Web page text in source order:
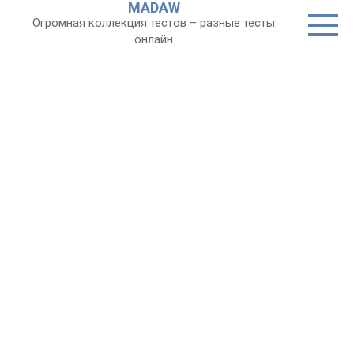
MADAW
Огромная коллекция тестов – разные тесты
онлайн